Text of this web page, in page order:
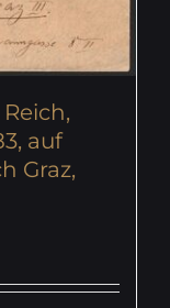
auf
Graz,